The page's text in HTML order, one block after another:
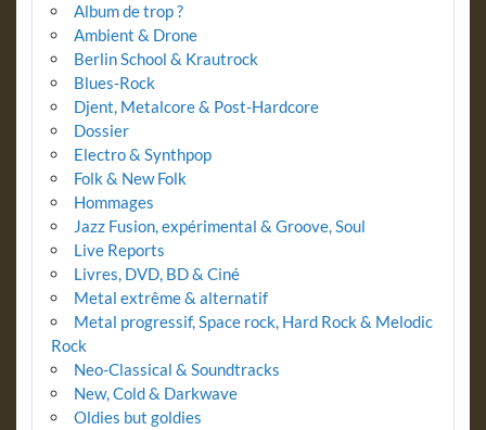
Album de trop ?
Ambient & Drone
Berlin School & Krautrock
Blues-Rock
Djent, Metalcore & Post-Hardcore
Dossier
Electro & Synthpop
Folk & New Folk
Hommages
Jazz Fusion, expérimental & Groove, Soul
Live Reports
Livres, DVD, BD & Ciné
Metal extrême & alternatif
Metal progressif, Space rock, Hard Rock & Melodic
Rock
Neo-Classical & Soundtracks
New, Cold & Darkwave
Oldies but goldies